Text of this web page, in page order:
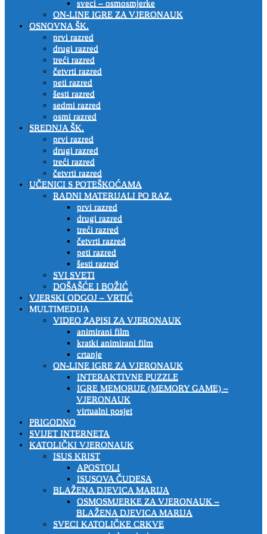
sveci – osmosmjerke
ON-LINE IGRE ZA VJERONAUK
OSNOVNA ŠK.
prvi razred
drugi razred
treći razred
četvrti razred
peti razred
šesti razred
sedmi razred
osmi razred
SREDNJA ŠK.
prvi razred
drugi razred
treći razred
četvrti razred
UČENICI S POTEŠKOĆAMA
RADNI MATERIJALI PO RAZ.
prvi razred
drugi razred
treći razred
četvrti razred
peti razred
šesti razred
SVI SVETI
DOŠAŠĆE I BOŽIĆ
VJERSKI ODGOJ – VRTIĆ
MULTIMEDIJA
VIDEO ZAPISI ZA VJERONAUK
animirani film
kratki animirani film
crtanje
ON-LINE IGRE ZA VJERONAUK
INTERAKTIVNE PUZZLE
IGRE MEMORIJE (MEMORY GAME) –
VJERONAUK
virtualni posjet
PRIGODNO
SVIJET INTERNETA
KATOLIČKI VJERONAUK
ISUS KRIST
APOSTOLI
ISUSOVA ČUDESA
BLAŽENA DJEVICA MARIJA
OSMOSMJERKE ZA VJERONAUK –
BLAŽENA DJEVICA MARIJA
SVECI KATOLIČKE CRKVE